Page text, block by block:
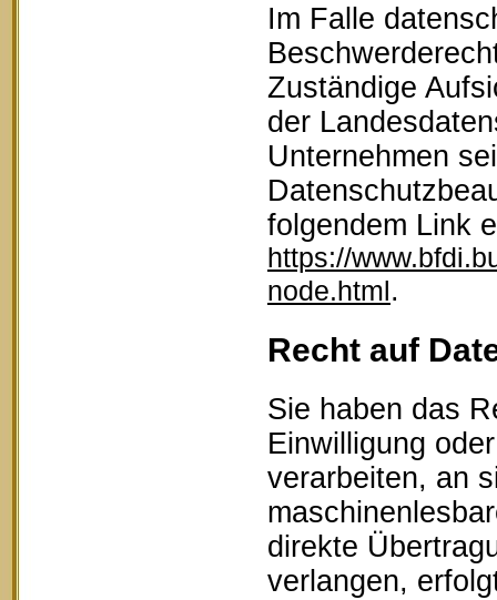
Im Falle
Zuständige
der
Unternehmen
folgendem Link
https://
node.html.
Recht auf
Sie haben das
Einwilligung
verarbeiten, an
direkte
verlangen,